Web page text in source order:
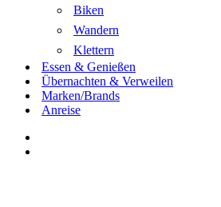
Biken
Wandern
Klettern
Essen & Genießen
Übernachten & Verweilen
Marken/Brands
Anreise